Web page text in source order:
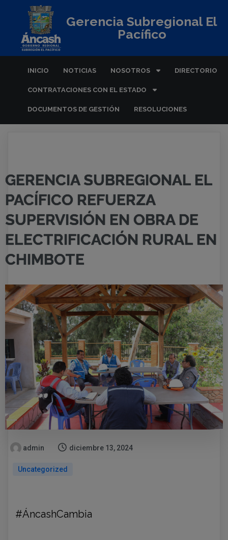
Gerencia Subregional El
Pacífico
INICIO NOTICIAS NOSOTROS DIRECTORIO
CONTRATACIONES CON EL ESTADO
DOCUMENTOS DE GESTIÓN RESOLUCIONES
GERENCIA SUBREGIONAL EL
PACÍFICO REFUERZA
SUPERVISIÓN EN OBRA DE
ELECTRIFICACIÓN RURAL EN
CHIMBOTE
admin diciembre 13, 2024
Uncategorized
#ÁncashCambia